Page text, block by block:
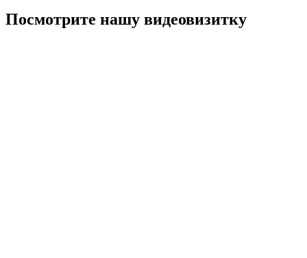
Посмотрите нашу видеовизитку